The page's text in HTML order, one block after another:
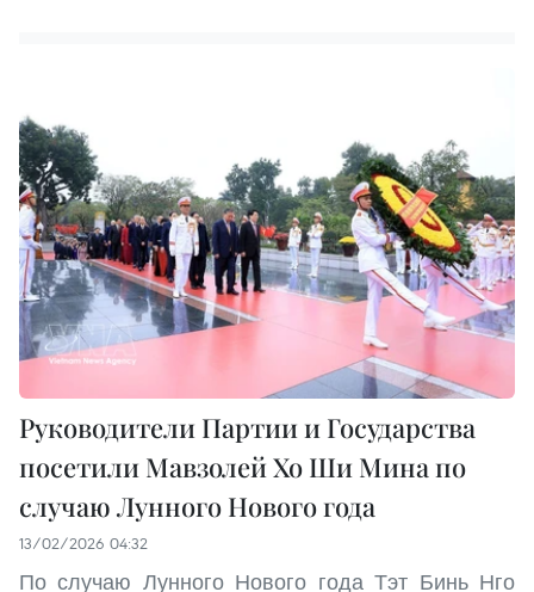
Руководители Партии и Государства
посетили Мавзолей Хо Ши Мина по
случаю Лунного Нового года
13/02/2026 04:32
По случаю Лунного Нового года Тэт Бинь Нго